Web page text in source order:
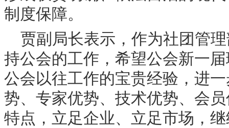
制度保障。
贾副局长表示，作为社团管
持公会的工作，希望公会新一
公会以往工作的宝贵经验，进
势、专家优势、技术优势、会
特点，立足企业、立足市场，